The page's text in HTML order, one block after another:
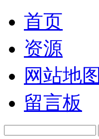
首页
资源
网站地图
留言板